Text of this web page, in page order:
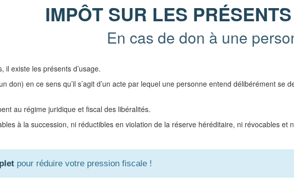
IMPÔT SUR LES
En cas de don à une
il existe les présents d’usage.
don) en ce sens qu’il s’agit d’un acte par lequel une personne entend délibérément se
au régime juridique et fiscal des libéralités.
à la succession, ni réductibles en violation de la réserve héréditaire, ni révocables et
pour réduire votre pression fiscale !